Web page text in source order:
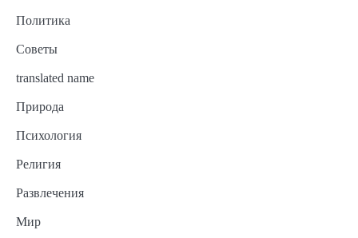
Политика
Советы
translated name
Природа
Психология
Религия
Развлечения
Мир